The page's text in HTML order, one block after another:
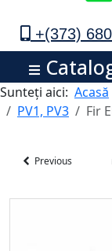
+(373)
Sunteți aici: Acasă
PV1, PV3
Fir
Previous